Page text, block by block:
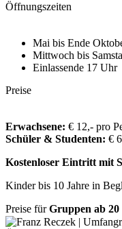
Öffnungszeiten
Mai bis Ende
Mittwoch bis
Einlassende 17 Uhr
Preise
Erwachsene: € 12,- pro
Schüler & Studenten: €
Kostenloser Eintritt mit
Kinder bis 10 Jahre in
Preise fürGruppen ab 20